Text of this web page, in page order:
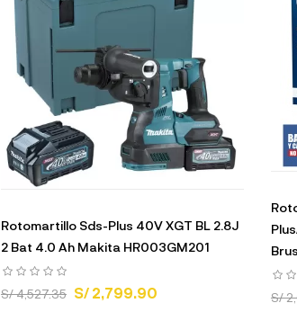
Rotomartillo Sds-Plus 40V XGT BL 2.8J
2 Bat 4.0 Ah Makita HR003GM201
S/ 4,527.35 S/ 2,799.90 S/